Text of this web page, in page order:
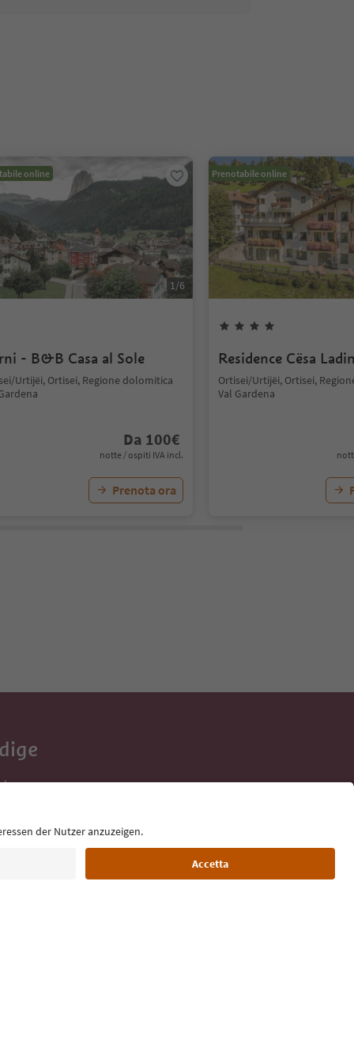
online
1/6
- B&B Casa al Sole
Urtijëi, Ortisei, Regione dolomitica
Da 100€
notte / ospiti IVA incl.
Prenota ora
Prenotabile online
Residence Cësa
Ortisei/Urtijëi, Ortisei,
Val Gardena
vacanze,